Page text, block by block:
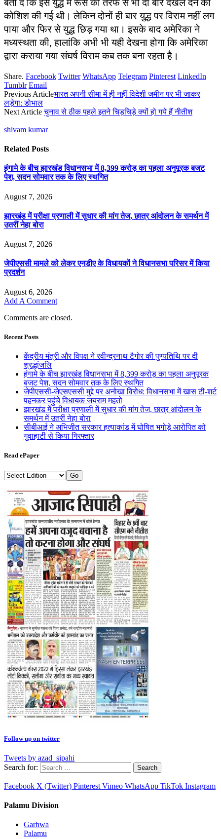
कोशिश की गई थी। लेकिन दोनों ही बार युद्ध पर विराम नहीं लग
पाया और फिर से युद्ध छिड़ गया था। इसके बाद अमेरिका ने
मध्यस्थता की, हालांकि अभी भी यही देखना होगा कि अमेरिका
द्वारा कराया गया संघर्ष विराम कब तक बना रहता है।
Share. Facebook Twitter WhatsApp Telegram Pinterest LinkedIn
Tumblr Email
Previous Articleभारत अपनी सीमा में ही नहीं विदेशी जमीन पर भी जाकर
लड़ेगा: डोभाल
Next Articleचुनाव से ठीक पहले इतने चिड़चिड़े क्यों हो गये हैं नीतीश
shivam kumar
Related Posts
हंगामे के बीच झारखंड विधानसभा में 8,399 करोड़ का पहला अनुपूरक बजट
पेश, सदन सोमवार तक के लिए स्थगित
August 7, 2026
झारखंड में परीक्षा प्रणाली में सुधार की मांग तेज, छात्र आंदोलन के समर्थन में
उतरीं नेहा बोरा
August 7, 2026
जेपीएससी मामले को लेकर एनडीए के विधायकों ने विधानसभा परिसर में किया
प्रदर्शन
August 6, 2026
Add A Comment
Comments are closed.
Recent Posts
केंद्रीय मंत्री और विपक्ष ने रवीन्द्रनाथ टैगोर की पुण्यतिथि पर दी
श्रद्धांजलि
हंगामे के बीच झारखंड विधानसभा में 8,399 करोड़ का पहला अनुपूरक
बजट पेश, सदन सोमवार तक के लिए स्थगित
जेपीएससी-जेएसएससी मुद्दे पर अनोखा विरोध: विधानसभा में खास टी-शर्ट
पहनकर पहुंचे विधायक जयराम महतो
झारखंड में परीक्षा प्रणाली में सुधार की मांग तेज, छात्र आंदोलन के
समर्थन में उतरीं नेहा बोरा
सीबीआई ने अभिजीत सरकार हत्याकांड में घोषित भगोड़े आरोपित को
गुवाहाटी से किया गिरफ्तार
Read ePaper
Follow up on twitter
Tweets by azad_sipahi
Search for:
Facebook X (Twitter) Pinterest Vimeo WhatsApp TikTok Instagram
Palamu Division
Garhwa
Palamu